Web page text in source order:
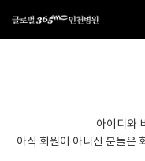
아이디와
아직 회원이 아니신 분들은